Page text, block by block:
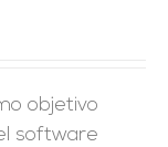
objetivo
software